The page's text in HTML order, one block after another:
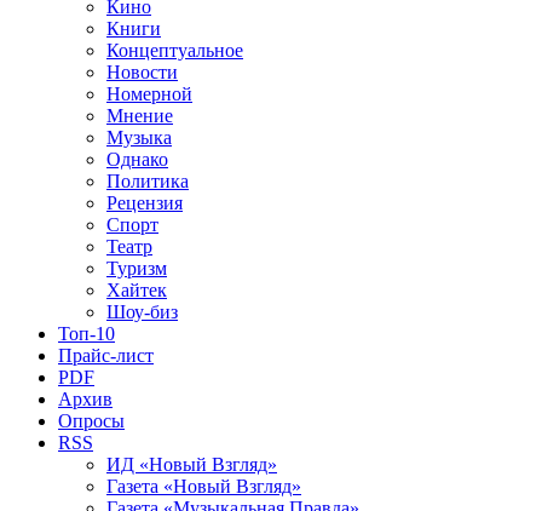
Кино
Книги
Концептуальное
Новости
Номерной
Мнение
Музыка
Однако
Политика
Рецензия
Спорт
Театр
Туризм
Хайтек
Шоу-биз
Топ-10
Прайс-лист
PDF
Архив
Опросы
RSS
ИД «Новый Взгляд»
Газета «Новый Взгляд»